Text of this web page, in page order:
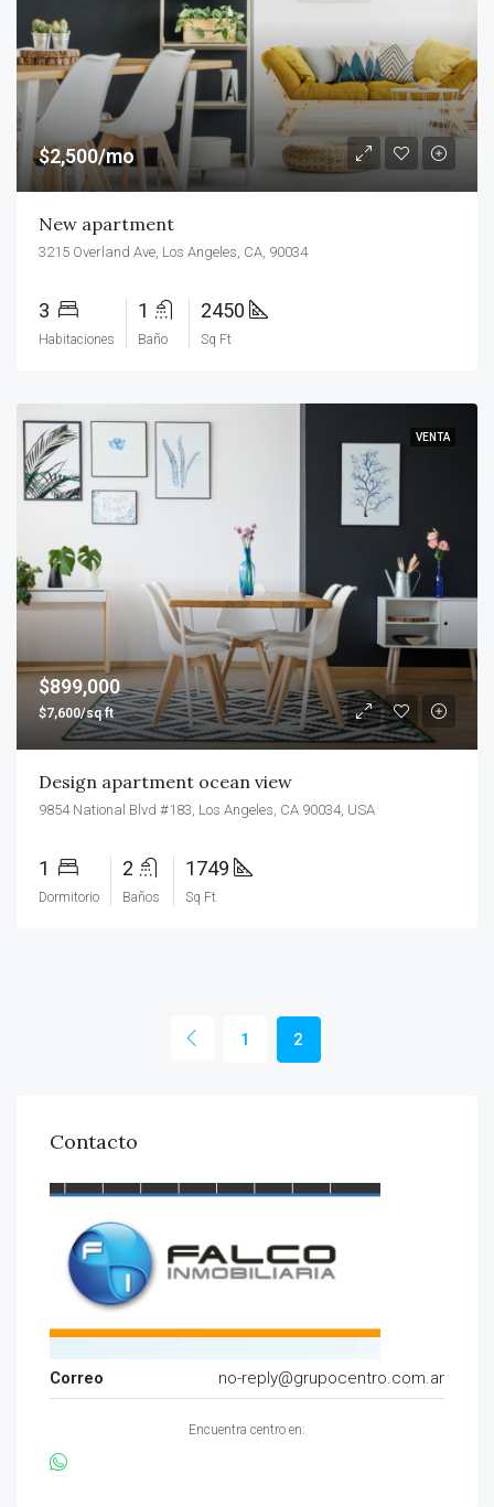
$2,500/mo
New apartment
3215 Overland Ave, Los Angeles, CA, 90034
3
Habitaciones
1
Baño
2450
Sq Ft
VENTA
$899,000
$7,600/sq ft
Design apartment ocean view
9854 National Blvd #183, Los Angeles, CA 90034, USA
1
Dormitorio
2
Baños
1749
Sq Ft
1 2
Contacto
Correo no-reply@grupocentro.com.ar
Encuentra centro en: